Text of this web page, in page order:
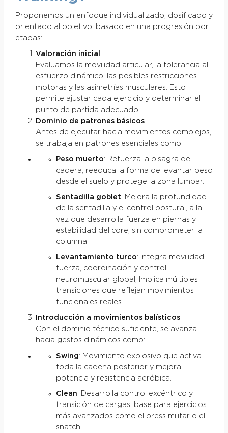
Proponemos un enfoque individualizado, dosificado y
orientado al objetivo, basado en una progresión por
etapas:
Valoración inicial
Evaluamos la movilidad articular, la tolerancia al
esfuerzo dinámico, las posibles restricciones
motoras y las asimetrías musculares. Esto
permite ajustar cada ejercicio y determinar el
punto de partida adecuado.
Dominio de patrones básicos
Antes de ejecutar hacia movimientos complejos,
se trabaja en patrones esenciales como:
Peso muerto: Refuerza la bisagra de
cadera, reeduca la forma de levantar peso
desde el suelo y protege la zona lumbar.
Sentadilla goblet: Mejora la profundidad
de la sentadilla y el control postural, a la
vez que desarrolla fuerza en piernas y
estabilidad del core, sin comprometer la
columna.
Levantamiento turco: Integra movilidad,
fuerza, coordinación y control
neuromuscular global, Implica múltiples
transiciones que reflejan movimientos
funcionales reales.
Introducción a movimientos balísticos
Con el dominio técnico suficiente, se avanza
hacia gestos dinámicos como:
Swing: Movimiento explosivo que activa
toda la cadena posterior y mejora
potencia y resistencia aeróbica.
Clean: Desarrolla control excéntrico y
transición de cargas, base para ejercicios
más avanzados como el press militar o el
snatch.